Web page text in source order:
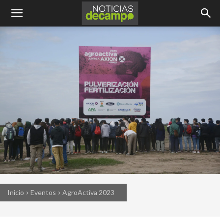
Inicio Eventos AgroActiva 2023